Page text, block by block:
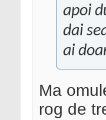
apoi
dai
ai
Ma
rog de